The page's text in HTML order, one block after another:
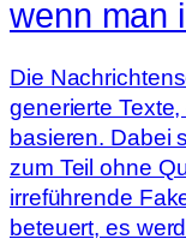
wenn man
Die
generierte
basieren. Dabei
zum Teil ohne
irreführende
beteuert, es